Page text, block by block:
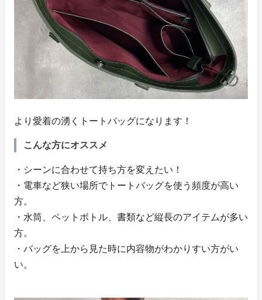
より愛着の湧くトートバッグになります！
こんな方にオススメ
・シーンに合わせて持ち方を変えたい！
・電車など狭い場所でトートバッグを使う頻度が高い
方。
・水筒、ペットボトル、書類など縦長のアイテムが多い
方。
・バッグを上から見た時に内容物がわかりすい方がい
い。